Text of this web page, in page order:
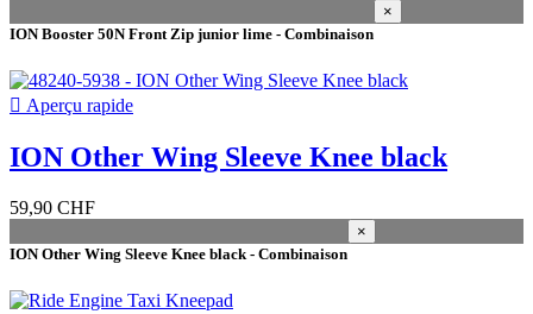
ION Booster 50N Front Zip junior lime - Combinaison
×
 Aperçu rapide
ION Other Wing Sleeve Knee black
59,90 CHF
ION Other Wing Sleeve Knee black - Combinaison
×